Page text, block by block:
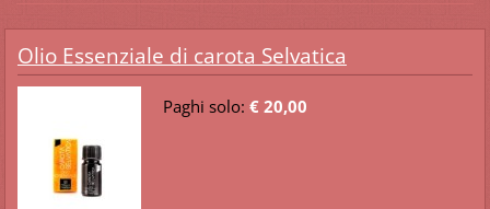
Olio Essenziale di carota Selvatica
Paghi solo: € 20,00